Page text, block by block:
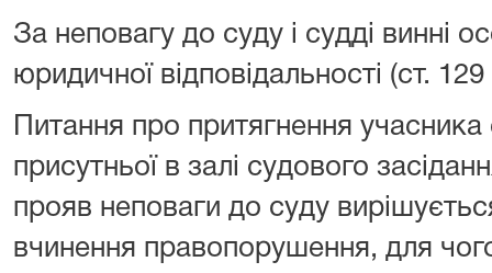
За неповагу до суду і судді винні
юридичної відповідальності (ст. 129
Питання про притягнення
присутньої в залі судового
прояв неповаги до суду
вчинення правопорушення, для